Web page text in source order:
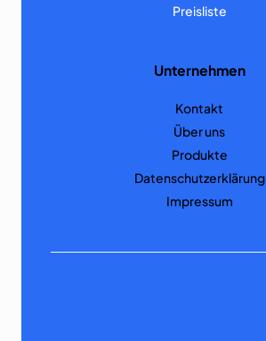
Preisliste
Unternehmen
Kontakt
Über uns
Produkte
Datenschutzerklärung
Impressum